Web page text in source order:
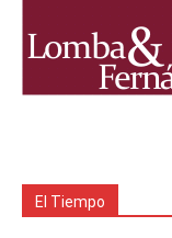
El Tiempo